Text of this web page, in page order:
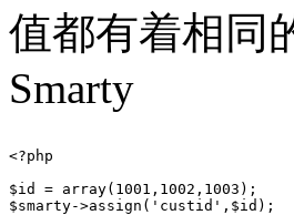
值都有着相同
Smarty
<?php
$id = array(1001,1002,1003);
$smarty->assign('custid',$id);